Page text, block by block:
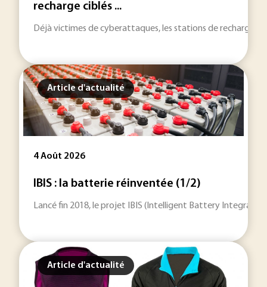
recharge ciblés ...
Déjà victimes de cyberattaques, les stations de recharge
Article d'actualité
4 Août 2026
IBIS : la batterie réinventée (1/2)
Lancé fin 2018, le projet IBIS (Intelligent Battery
Article d'actualité